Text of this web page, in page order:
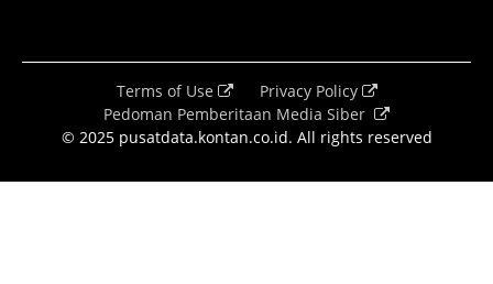
Terms of Use
Privacy Policy
Pedoman Pemberitaan Media Siber
© 2025 pusatdata.kontan.co.id. All rights reserved